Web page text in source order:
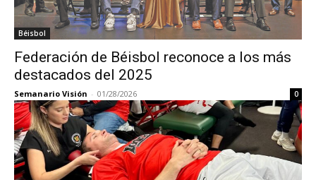
Béisbol
Federación de Béisbol reconoce a los más
destacados del 2025
Semanario Visión - 01/28/2026 0